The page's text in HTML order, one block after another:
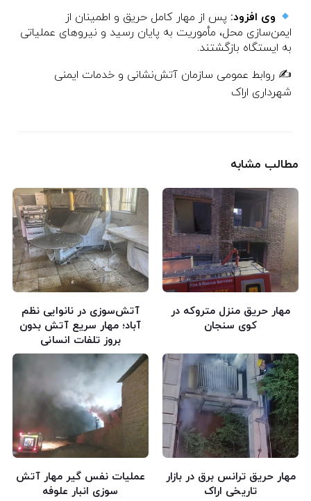
وی افزود: پس از مهار کامل حریق و اطمینان از
ایمن‌سازی محل، مأموریت به پایان رسید و نیروهای عملیاتی
به ایستگاه بازگشتند.
✍️ روابط عمومی سازمان آتش‌نشانی و خدمات ایمنی
شهرداری اراک
مطالب مشابه
مهار حریق منزل متروکه در
کوی سنجان
آتش‌سوزی در نانوایی نظم
آباد؛ مهار سریع آتش بدون
بروز تلفات انسانی
مهار حریق ترانس برق در بازار
تاریخی اراک
عملیات نفس گیر مهار آتش
سوزی انبار علوفه